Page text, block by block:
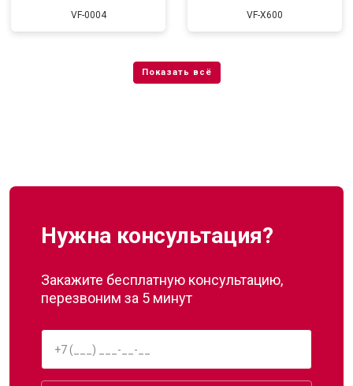
VF-0004 VF-X600
Нужна консультация?
Закажите бесплатную консультацию,
перезвоним за 5 минут